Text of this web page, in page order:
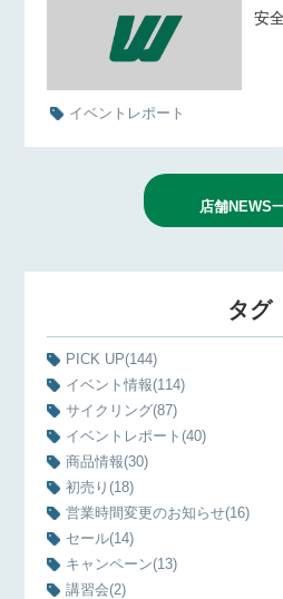
安
イベントレポート
店舗NEWS
タグ
PICK UP(144)
イベント情報(114)
サイクリング(87)
イベントレポート(40)
商品情報(30)
初売り(18)
営業時間変更のお知らせ(16)
セール(14)
キャンペーン(13)
講習会(2)